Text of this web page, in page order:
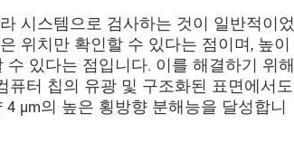
시스템으로 검사하는 것이 일반적이었
위치만 확인할 수 있다는 점이며, 높이
있다는 점입니다. 이를 해결하기 위해
퓨터 칩의 유광 및 구조화된 표면에서도
µm의 높은 횡방향 분해능을 달성합니